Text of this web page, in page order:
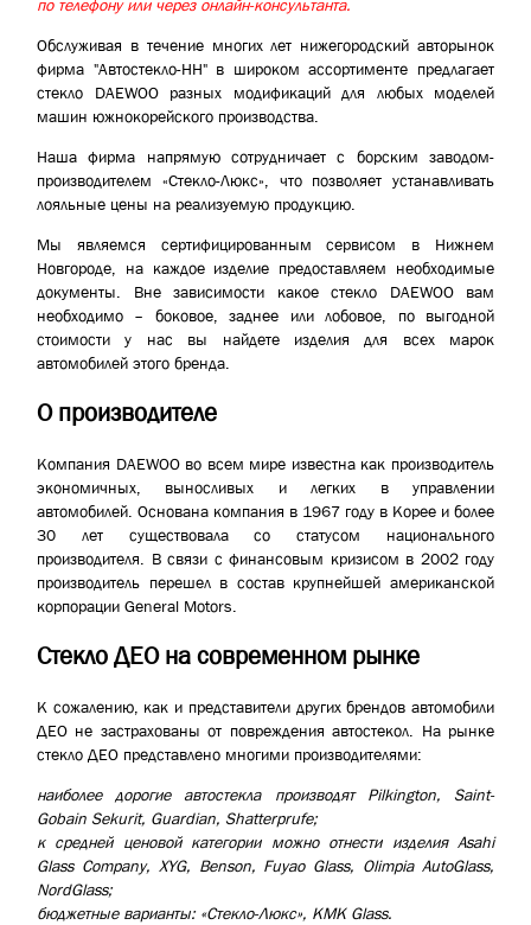
по телефону или через онлайн-консультанта.
Обслуживая в течение многих лет нижегородский авторынок
фирма "Автостекло-НН" в широком ассортименте предлагает
стекло DAEWOO разных модификаций для любых моделей
машин южнокорейского производства.
Наша фирма напрямую сотрудничает с борским заводом-
производителем «Стекло-Люкс», что позволяет устанавливать
лояльные цены на реализуемую продукцию.
Мы являемся сертифицированным сервисом в Нижнем
Новгороде, на каждое изделие предоставляем необходимые
документы. Вне зависимости какое стекло DAEWOO вам
необходимо – боковое, заднее или лобовое, по выгодной
стоимости у нас вы найдете изделия для всех марок
автомобилей этого бренда.
О производителе
Компания DAEWOO во всем мире известна как производитель
экономичных, выносливых и легких в управлении
автомобилей. Основана компания в 1967 году в Корее и более
30 лет существовала со статусом национального
производителя. В связи с финансовым кризисом в 2002 году
производитель перешел в состав крупнейшей американской
корпорации General Motors.
Стекло ДЕО на современном рынке
К сожалению, как и представители других брендов автомобили
ДЕО не застрахованы от повреждения автостекол. На рынке
стекло ДЕО представлено многими производителями:
наиболее дорогие автостекла производят Pilkington, Saint-
Gobain Sekurit, Guardian, Shatterprufe;
к средней ценовой категории можно отнести изделия Asahi
Glass Company, XYG, Benson, Fuyao Glass, Olimpia AutoGlass,
NordGlass;
бюджетные варианты: «Стекло-Люкс», KMK Glass.